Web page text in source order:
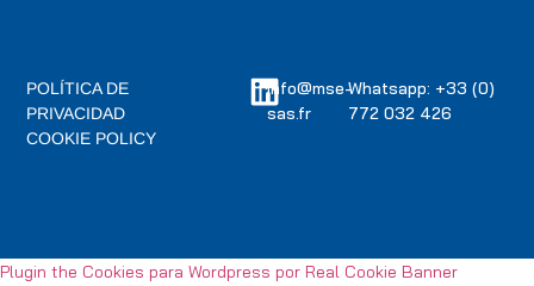
info@mse-
sas.fr
Whatsapp: +33 (0)
772 032 426
POLÍTICA DE
PRIVACIDAD
COOKIE POLICY
Plugin the Cookies para Wordpress por Real Cookie Banner